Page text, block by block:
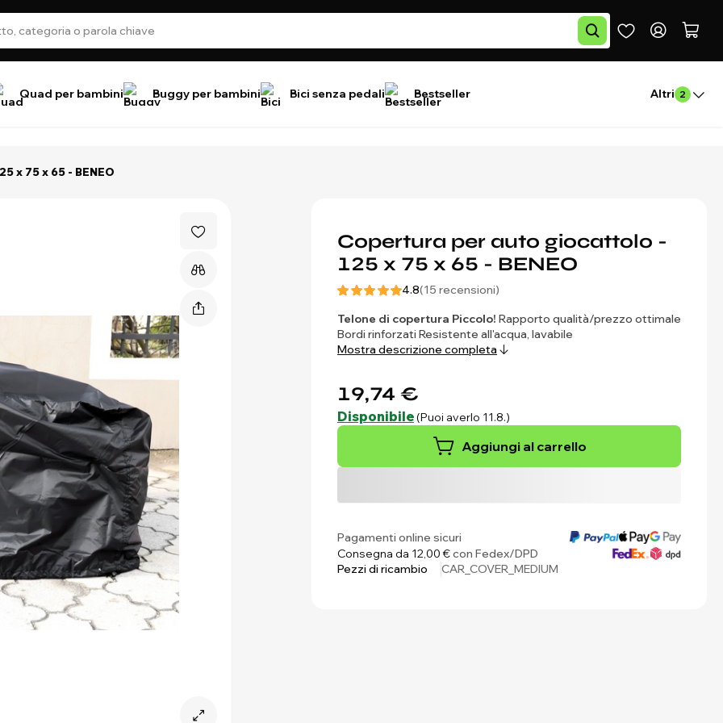
Quad per bambini Buggy per bambini Bici senza pedali Bestseller Altri 2
x 75 x 65 - BENEO
Copertura per auto giocattolo -
125 x 75 x 65 - BENEO
4.8(15 recensioni)
Telone di copertura Piccolo! Rapporto qualità/prezzo ottimale
Bordi rinforzati Resistente all'acqua, lavabile
Mostra descrizione completa
19,74 €
Disponibile(Puoi averlo 11.8.)
Aggiungi al carrello
Pagamenti online sicuri
Consegna da 12,00 €con Fedex/DPD
Pezzi di ricambio
CAR_COVER_MEDIUM